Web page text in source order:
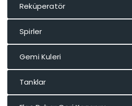
Reküperatör
Spirler
Gemi Kuleri
Tanklar